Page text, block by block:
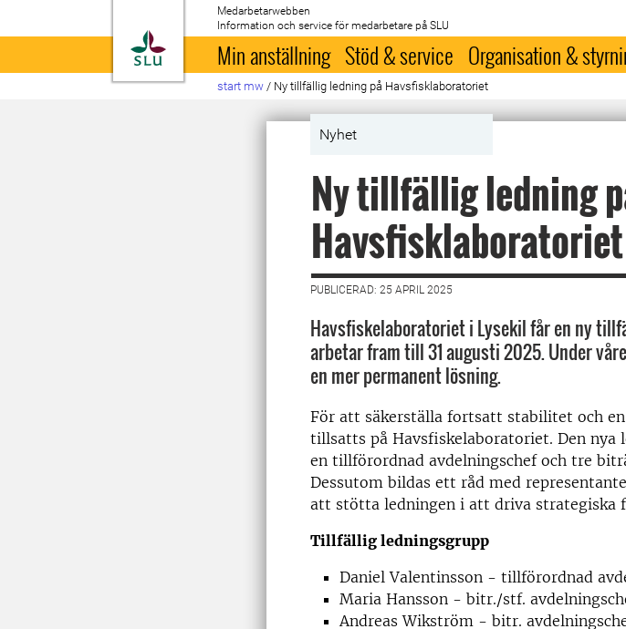
Till startsida
Medarbetarwebben
Information och service för medarbetare på SLU
Min anställning Stöd & service Organisation &
start mw / Ny tillfällig ledning på Havsfisklaboratoriet
Nyhet
Ny tillfällig ledning
Havsfisklaboratoriet
PUBLICERAD: 25 APRIL 2025
Havsfiskelaboratoriet i Lysekil får en ny
arbetar fram till 31 augusti 2025. Under
en mer permanent lösning.
För att säkerställa fortsatt stabilitet och
tillsatts på Havsfiskelaboratoriet. Den nya
en tillförordnad avdelningschef och tre
Dessutom bildas ett råd med
att stötta ledningen i att driva strategiska
Tillfällig ledningsgrupp
Daniel Valentinsson - tillförordnad
Maria Hansson - bitr./stf.
Andreas Wikström - bitr.